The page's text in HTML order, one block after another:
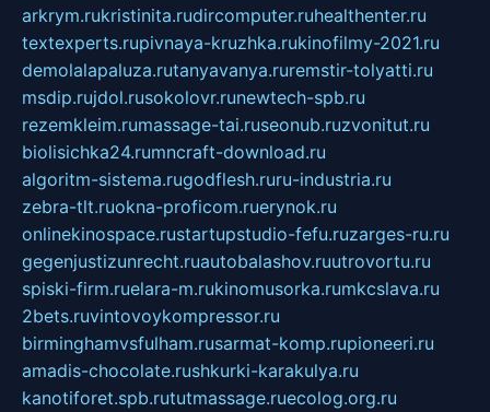
arkrym.rukristinita.rudircomputer.ruhealthenter.ru
textexperts.rupivnaya-kruzhka.rukinofilmy-2021.ru
demolalapaluza.rutanyavanya.ruremstir-tolyatti.ru
msdip.rujdol.rusokolovr.runewtech-spb.ru
rezemkleim.rumassage-tai.ruseonub.ruzvonitut.ru
biolisichka24.rumncraft-download.ru
algoritm-sistema.rugodflesh.ruru-industria.ru
zebra-tlt.ruokna-proficom.ruerynok.ru
onlinekinospace.rustartupstudio-fefu.ruzarges-ru.ru
gegenjustizunrecht.ruautobalashov.ruutrovortu.ru
spiski-firm.ruelara-m.rukinomusorka.rumkcslava.ru
2bets.ruvintovoykompressor.ru
birminghamvsfulham.rusarmat-komp.rupioneeri.ru
amadis-chocolate.rushkurki-karakulya.ru
kanotiforet.spb.rututmassage.ruecolog.org.ru